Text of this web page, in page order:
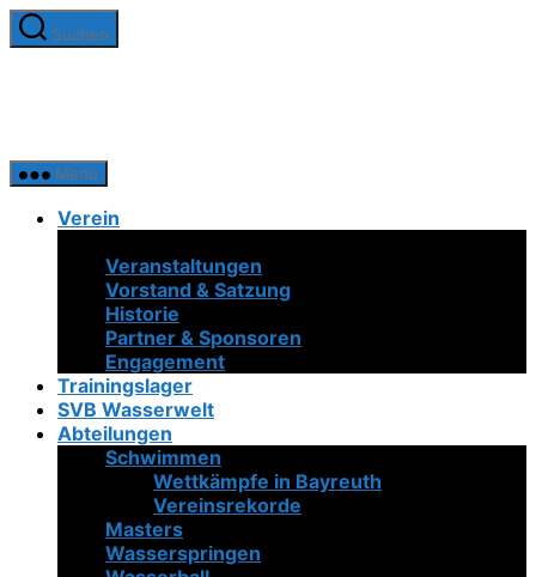
Zum
InhaltSuchen
Menü
Verein
Veranstaltungen
Vorstand & Satzung
Historie
Partner & Sponsoren
Engagement
Trainingslager
SVB Wasserwelt
Abteilungen
Schwimmen
Wettkämpfe in Bayreuth
Vereinsrekorde
Masters
Wasserspringen